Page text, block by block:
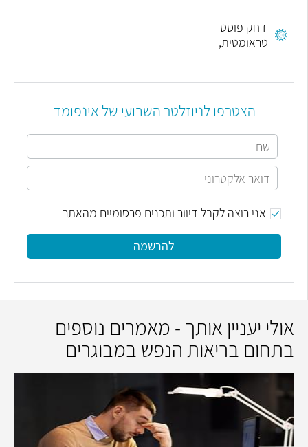
דחק פוסט
טראומטית,
הצטרפו לניוזלטר השבועי של אינפומד
אני רוצה לקבל דיוור ותכנים פרסומיים מהאתר
להרשמה
אולי יעניין אותך - מאמרים נוספים
בתחום בריאות הנפש במבוגרים